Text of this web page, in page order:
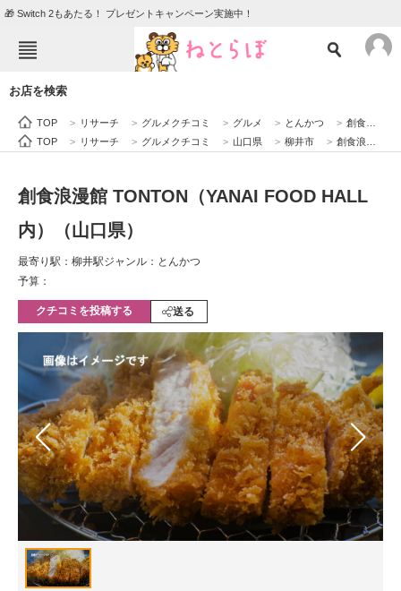
🎁 Switch 2もあたる！ プレゼントキャンペーン実施中！
エンタメ クイズ
住まい
動物
会員記事
メディア
注目記事を集めた総合ページ
ITの今と未来を見通す
スマホと通信の最新トレンド
進化するPCとデバイスの未来
好きが集まる 比べて選べる
ビジネスと働き方のヒント
AI活用のいまが分かる
お店を検索
TOP > リサーチ > グルメクチコミ > グルメ > とんかつ > 創食浪漫館 TONTON（YANAI FOOD HALL内）（山口県）
TOP
> リサーチ > グルメクチコミ > 山口県 > 柳井市 > 創食浪漫館 TONTON（YANAI FOOD HALL内）（山口県）
創食浪漫館 TONTON（YANAI FOOD HALL
内）（山口県）
最寄り駅：柳井駅ジャンル：とんかつ
予算：
クチコミを投稿する 送る